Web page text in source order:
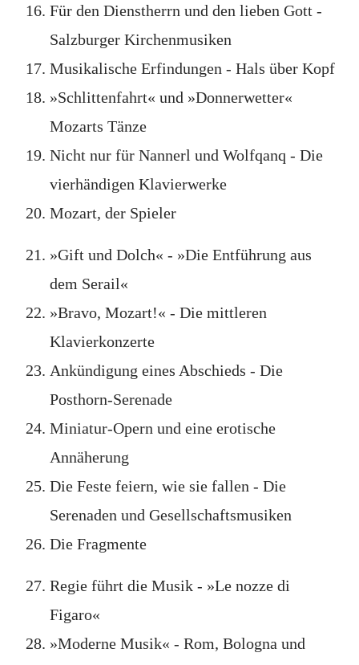
Für den Dienstherrn und den lieben Gott -
Salzburger Kirchenmusiken
Musikalische Erfindungen - Hals über Kopf
»Schlittenfahrt« und »Donnerwetter«
Mozarts Tänze
Nicht nur für Nannerl und Wolfqanq - Die
vierhändigen Klavierwerke
Mozart, der Spieler
»Gift und Dolch« - »Die Entführung aus
dem Serail«
»Bravo, Mozart!« - Die mittleren
Klavierkonzerte
Ankündigung eines Abschieds - Die
Posthorn-Serenade
Miniatur-Opern und eine erotische
Annäherung
Die Feste feiern, wie sie fallen - Die
Serenaden und Gesellschaftsmusiken
Die Fragmente
Regie führt die Musik - »Le nozze di
Figaro«
»Moderne Musik« - Rom, Bologna und